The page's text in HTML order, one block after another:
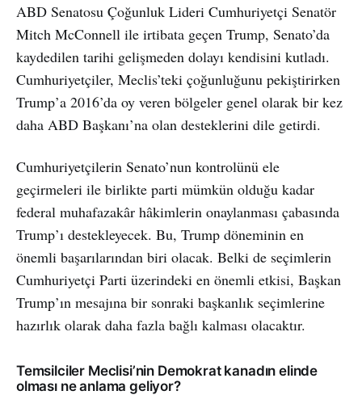
ABD Senatosu Çoğunluk Lideri Cumhuriyetçi Senatör
Mitch McConnell ile irtibata geçen Trump, Senato’da
kaydedilen tarihi gelişmeden dolayı kendisini kutladı.
Cumhuriyetçiler, Meclis’teki çoğunluğunu pekiştirirken
Trump’a 2016’da oy veren bölgeler genel olarak bir kez
daha ABD Başkanı’na olan desteklerini dile getirdi.
Cumhuriyetçilerin Senato’nun kontrolünü ele
geçirmeleri ile birlikte parti mümkün olduğu kadar
federal muhafazakâr hâkimlerin onaylanması çabasında
Trump’ı destekleyecek. Bu, Trump döneminin en
önemli başarılarından biri olacak. Belki de seçimlerin
Cumhuriyetçi Parti üzerindeki en önemli etkisi, Başkan
Trump’ın mesajına bir sonraki başkanlık seçimlerine
hazırlık olarak daha fazla bağlı kalması olacaktır.
Temsilciler Meclisi’nin Demokrat kanadın elinde
olması ne anlama geliyor?